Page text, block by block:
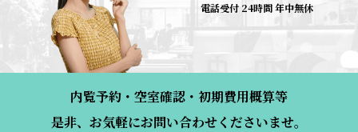
電話受付 24時間 年中無休
内覧予約・空室確認・初期費用概算等
是非、お気軽にお問い合わせくださいませ。